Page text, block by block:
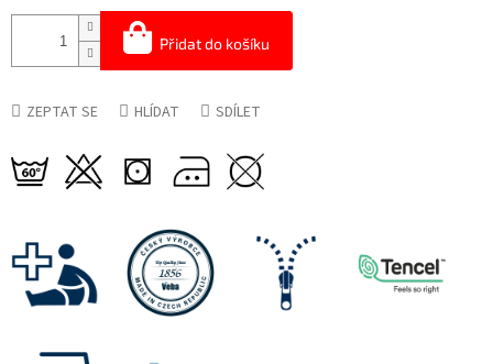
Přidat do košíku
ZEPTAT SE HLÍDAT SDÍLET